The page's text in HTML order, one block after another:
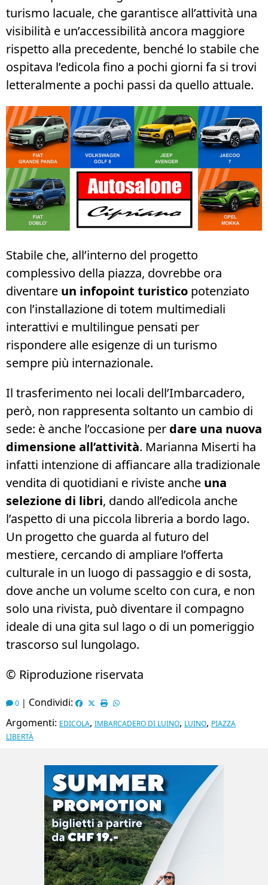
turismo lacuale, che garantisce all’attività una
visibilità e un’accessibilità ancora maggiore
rispetto alla precedente, benché lo stabile che
ospitava l’edicola fino a pochi giorni fa si trovi
letteralmente a pochi passi da quello attuale.
Stabile che, all’interno del progetto
complessivo della piazza, dovrebbe ora
diventare un infopoint turistico potenziato
con l’installazione di totem multimediali
interattivi e multilingue pensati per
rispondere alle esigenze di un turismo
sempre più internazionale.
Il trasferimento nei locali dell’Imbarcadero,
però, non rappresenta soltanto un cambio di
sede: è anche l’occasione per dare una nuova
dimensione all’attività. Marianna Miserti ha
infatti intenzione di affiancare alla tradizionale
vendita di quotidiani e riviste anche una
selezione di libri, dando all’edicola anche
l’aspetto di una piccola libreria a bordo lago.
Un progetto che guarda al futuro del
mestiere, cercando di ampliare l’offerta
culturale in un luogo di passaggio e di sosta,
dove anche un volume scelto con cura, e non
solo una rivista, può diventare il compagno
ideale di una gita sul lago o di un pomeriggio
trascorso sul lungolago.
© Riproduzione riservata
0 | Condividi:
Argomenti: EDICOLA, IMBARCADERO DI LUINO, LUINO, PIAZZA
LIBERTÀ